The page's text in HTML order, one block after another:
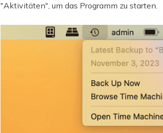
"Aktivitäten", um das Programm zu starten.